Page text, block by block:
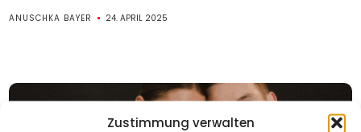
Zustimmung verwalten
ANUSCHKA BAYER 24. APRIL 2025